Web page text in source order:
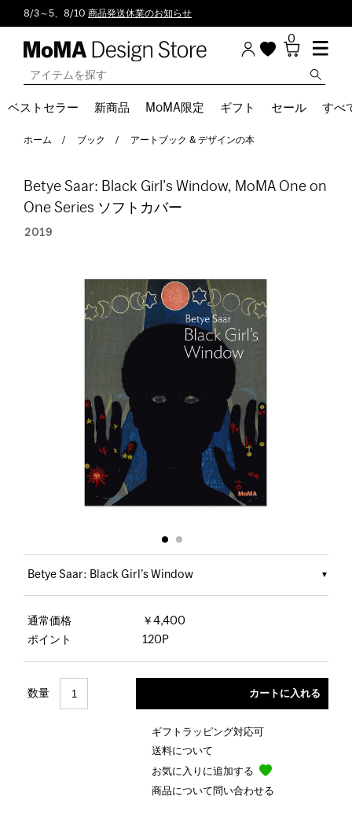
8/3～5、8/10 商品発送休業のお知らせ
0
ベストセラー 新商品 MoMA限定 ギフト セール すべ
ホーム ブック アートブック & デザインの本
Betye Saar: Black Girl's Window, MoMA One on
One Series ソフトカバー
2019
Betye Saar: Black Girl’s Window
通常価格
￥4,400
ポイント
120P
数量
ギフトラッピング対応可
送料について
お気に入りに追加する
商品について問い合わせる